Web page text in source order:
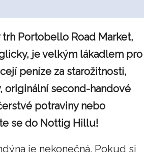
Portobello Road Market,
je velkým lákadlem pro
peníze za starožitnosti,
originální second-handové
potraviny nebo
se do Nottig Hillu!
je nekonečná. Pokud si